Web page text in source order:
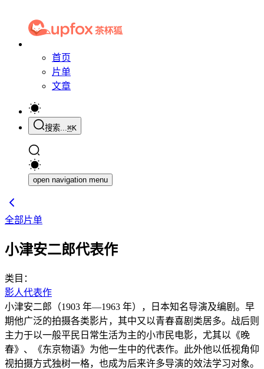
首页
片单
文章
搜索...⌘K
open navigation menu
全部片单
小津安二郎代表作
类目：
影人代表作
小津安二郎（1903 年—1963 年），日本知名导演及编剧。早
期他广泛的拍摄各类影片，其中又以青春喜剧类居多。战后则
主力于以一般平民日常生活为主的小市民电影，尤其以《晚
春》、《东京物语》为他一生中的代表作。此外他以低视角仰
视拍摄方式独树一格，也成为后来许多导演的效法学习对象。